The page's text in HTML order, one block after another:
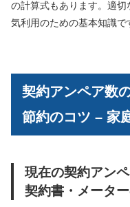
の計算式もあります。適
気利用のための基本知識で
契約アンペア数
節約のコツ – 家
現在の契約アン
契約書・メータ